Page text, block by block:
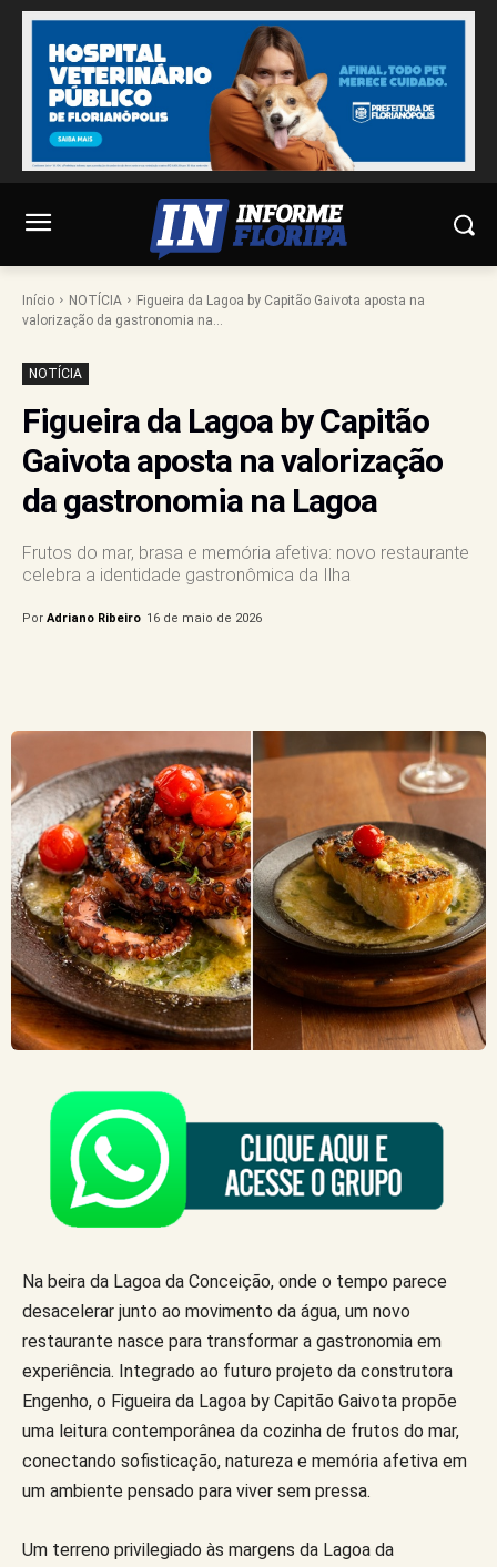
Início NOTÍCIA
Figueira da Lagoa by Capitão Gaivota aposta na
valorização da gastronomia na...
NOTÍCIA
Figueira da Lagoa by Capitão
Gaivota aposta na valorização
da gastronomia na Lagoa
Frutos do mar, brasa e memória afetiva: novo restaurante
celebra a identidade gastronômica da Ilha
Por Adriano Ribeiro 16 de maio de 2026
Na beira da Lagoa da Conceição, onde o tempo parece
desacelerar junto ao movimento da água, um novo
restaurante nasce para transformar a gastronomia em
experiência. Integrado ao futuro projeto da construtora
Engenho, o ​Figueira da Lagoa by Capitão Gaivota propõe
uma leitura contemporânea da cozinha de frutos do mar,
conectando sofisticação, natureza e memória afetiva em
um ambiente pensado para viver sem pressa.
Um terreno privilegiado às margens da Lagoa da